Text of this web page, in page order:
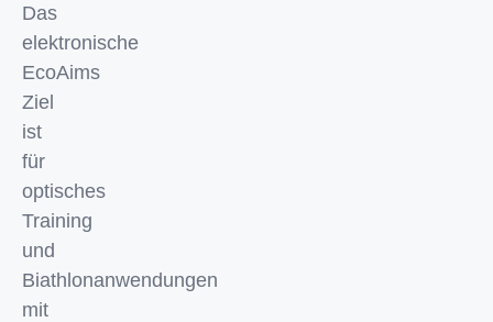
Das
elektronische
EcoAims
Ziel
ist
für
optisches
Training
und
Biathlonanwendungen
mit